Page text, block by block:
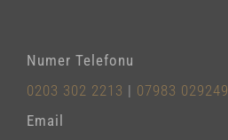
Numer Telefonu
0203 302 2213 | 07983 029249
Email